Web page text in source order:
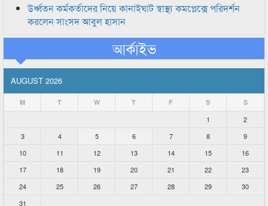
উর্ধ্বতন কর্মকর্তাদের নিয়ে কানাইঘাট স্বাস্থ্য কমপ্লেক্সে পরিদর্শন
করলেন সাংসদ আবুল হাসান
আর্কাইভ
AUGUST 2026
M T W T F S S
1
2
3
4 5 6 7 8
9
10
11 12 13 14 15
16
17
18 19 20 21 22
23
24
25 26 27 28 29
30
31